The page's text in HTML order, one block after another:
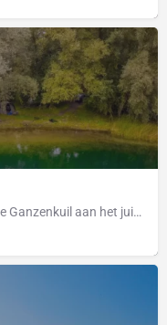
Als je van natuur houdt, dan ben je bij de Ganzenkuil aan het juiste adres. Op dit water zijn namelijk geen…